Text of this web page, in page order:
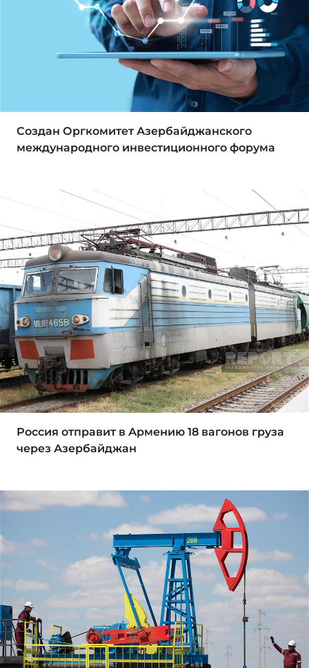
Создан Оргкомитет Азербайджанского
международного инвестиционного форума
Россия отправит в Армению 18 вагонов груза
через Азербайджан